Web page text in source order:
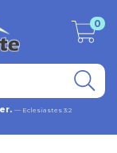
— Eclesiastes 3:2
0